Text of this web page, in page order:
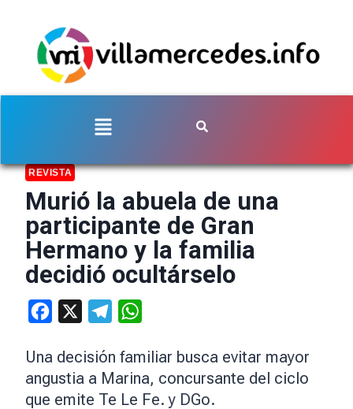
REVISTA
Murió la abuela de una
participante de Gran
Hermano y la familia
decidió ocultárselo
Facebook Telegram
Una decisión familiar busca evitar mayor
angustia a Marina, concursante del ciclo
que emite Te Le Fe. y DGo.